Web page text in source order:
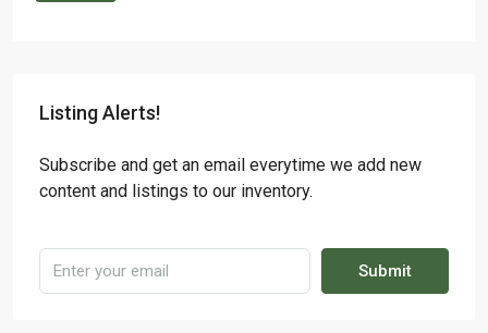
Listing Alerts!
Subscribe and get an email everytime we add new
content and listings to our inventory.
Submit